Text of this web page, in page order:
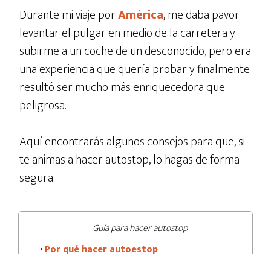
Durante mi viaje porAmérica, me daba pavor
levantar el pulgar en medio de la carretera y
subirme a un coche de un desconocido, pero era
una experiencia que quería probar y finalmente
resultó ser mucho más enriquecedora que
peligrosa.
Aquí encontrarás algunos consejos para que, si
te animas a hacer autostop, lo hagas de forma
segura.
Guía para hacer autostop
·Por qué hacer autoestop